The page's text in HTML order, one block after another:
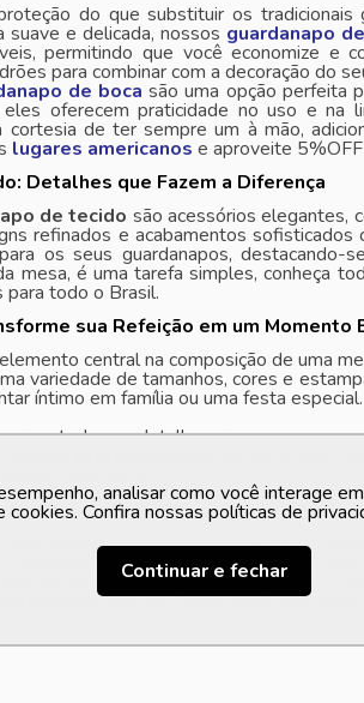
do que substituir os tradicionais
suave e delicada, nossos guardanapo
permitindo que você economize e
para combinar com a decoração do
de boca são uma opção perfeita
oferecem praticidade no uso e na
cortesia de ter sempre um à mão,
lugares americanos e aproveite
Detalhes que Fazem a Diferença
de tecido são acessórios elegantes,
refinados e acabamentos sofisticados
os seus guardanapos,
mesa, é uma tarefa simples, conheça
para todo o Brasil.
sua Refeição em um Momento
central na composição de uma
variedade de tamanhos, cores e
íntimo em família ou uma festa
em todos os detalhes e para uma
na Casa Freitas
uma seleção exclusiva deaparelhos de
cuidadosamente escolhidas para
mas também um toque de elegância e
que irão transformar sua mesa
analisar como você interage
cookies. Confira nossas políticas de
Continuar e fechar